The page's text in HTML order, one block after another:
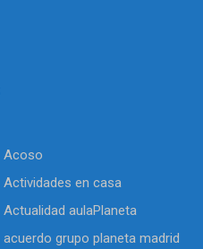
Acoso
Actividades en casa
Actualidad aulaPlaneta
acuerdo grupo planeta madrid